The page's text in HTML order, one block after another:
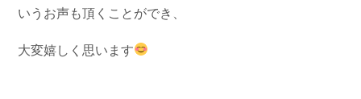
いうお声も頂くことができ、
大変嬉しく思います